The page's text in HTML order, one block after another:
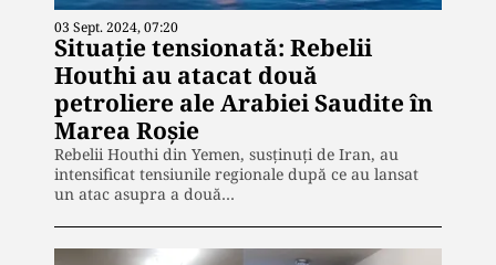
03 Sept. 2024, 07:20
Situație tensionată: Rebelii
Houthi au atacat două
petroliere ale Arabiei Saudite în
Marea Roșie
Rebelii Houthi din Yemen, susținuți de Iran, au
intensificat tensiunile regionale după ce au lansat
un atac asupra a două…